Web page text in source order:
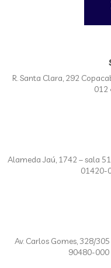
R. Santa Clara, 292
012
Alameda Jaú, 1742 – sala
01420-
Av. Carlos Gomes, 328/
90480-000